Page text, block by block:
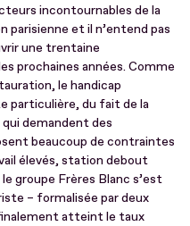
incontournables de la
parisienne et il n’entend pas
une trentaine
prochaines années. Comme
le handicap
particulière, du fait de la
demandent des
beaucoup de contraintes
élevés, station debout
groupe Frères Blanc s’est
– formalisée par deux
atteint le taux